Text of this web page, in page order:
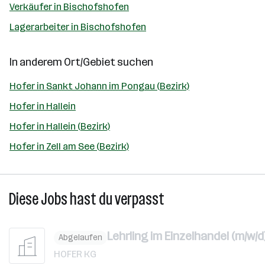
Verkäufer in Bischofshofen
Lagerarbeiter in Bischofshofen
In anderem Ort/Gebiet suchen
Hofer in Sankt Johann im Pongau (Bezirk)
Hofer in Hallein
Hofer in Hallein (Bezirk)
Hofer in Zell am See (Bezirk)
Diese Jobs hast du verpasst
Abgelaufen Lehrling im Einzelhandel (m/w/
HOFER KG